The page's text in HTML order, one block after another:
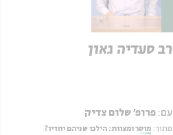
רב סעדיה גאון
עם: פרופ' שלום צדיק
מתוך: מוסר ומצוות: הילכו שניהם יחדיו?